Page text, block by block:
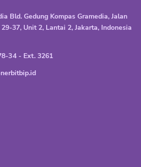
Bld. Gedung Kompas Gramedia, Jalan
37, Unit 2, Lantai 2, Jakarta, Indonesia
34 - Ext. 3261